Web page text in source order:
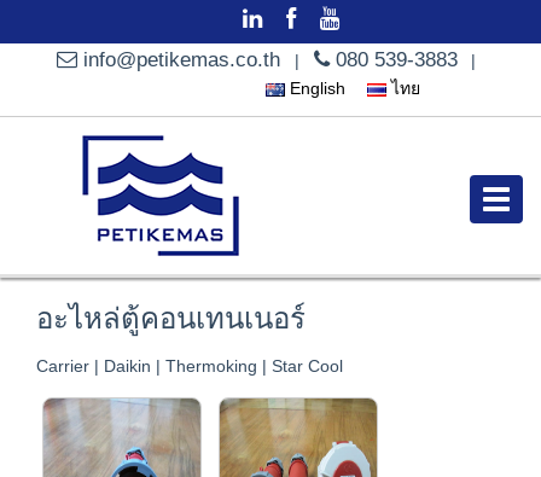
info@petikemas.co.th | 080 539-3883
|
English
ไทย
อะไหล่ตู้คอนเทนเนอร์
Carrier | Daikin | Thermoking | Star Cool